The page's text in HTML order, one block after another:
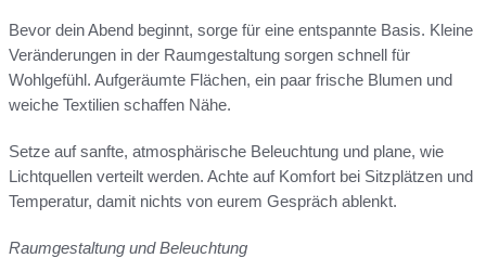
Bevor dein Abend beginnt, sorge für eine entspannte Basis. Kleine
Veränderungen in der Raumgestaltung sorgen schnell für
Wohlgefühl. Aufgeräumte Flächen, ein paar frische Blumen und
weiche Textilien schaffen Nähe.
Setze auf sanfte, atmosphärische Beleuchtung und plane, wie
Lichtquellen verteilt werden. Achte auf Komfort bei Sitzplätzen und
Temperatur, damit nichts von eurem Gespräch ablenkt.
Raumgestaltung und Beleuchtung